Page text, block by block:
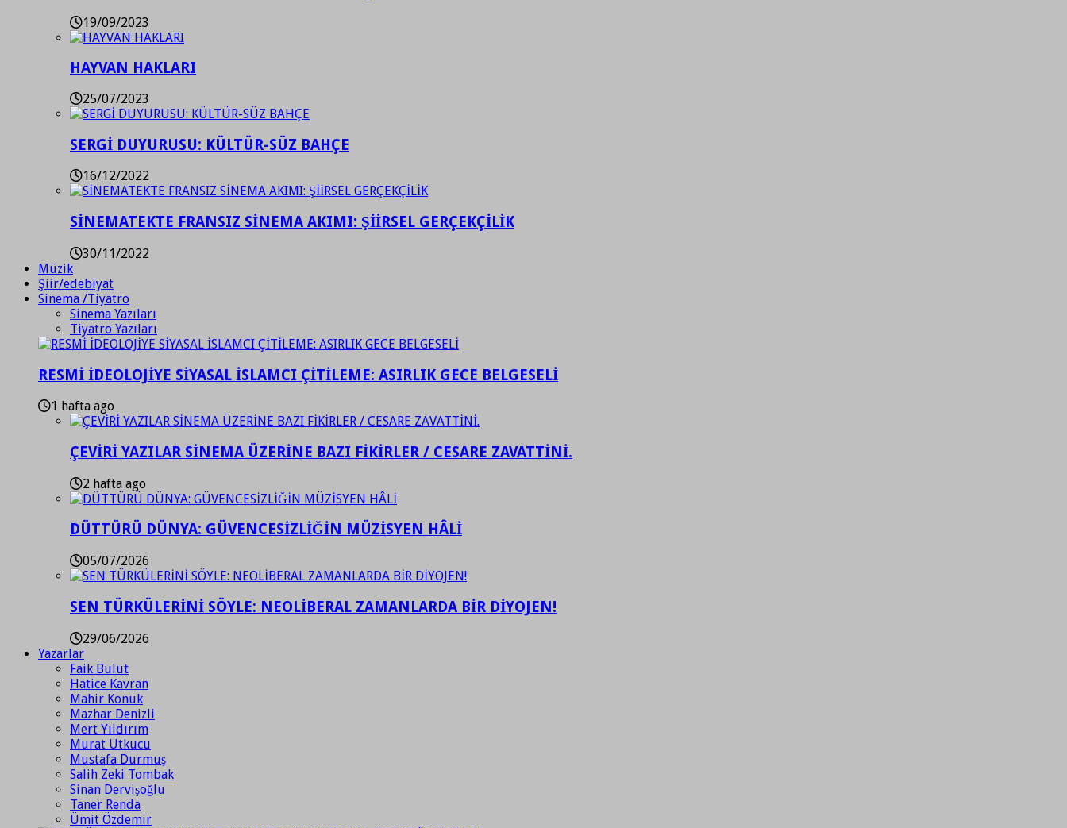
19/09/2023
HAYVAN HAKLARI
25/07/2023
SERGİ DUYURUSU: KÜLTÜR-SÜZ BAHÇE
16/12/2022
SİNEMATEKTE FRANSIZ SİNEMA AKIMI: ŞİİRSEL GERÇEKÇİLİK
30/11/2022
Müzik
Şiir/edebiyat
Sinema /Tiyatro
Sinema Yazıları
Tiyatro Yazıları
RESMİ İDEOLOJİYE SİYASAL İSLAMCI ÇİTİLEME: ASIRLIK GECE BELGESELİ
1 hafta ago
ÇEVİRİ YAZILAR SİNEMA ÜZERİNE BAZI FİKİRLER / CESARE ZAVATTİNİ.
2 hafta ago
DÜTTÜRÜ DÜNYA: GÜVENCESİZLİĞİN MÜZİSYEN HÂLİ
05/07/2026
SEN TÜRKÜLERİNİ SÖYLE: NEOLİBERAL ZAMANLARDA BİR DİYOJEN!
29/06/2026
Yazarlar
Faik Bulut
Hatice Kavran
Mahir Konuk
Mazhar Denizli
Mert Yıldırım
Murat Utkucu
Mustafa Durmuş
Salih Zeki Tombak
Sinan Dervişoğlu
Taner Renda
Ümit Özdemir